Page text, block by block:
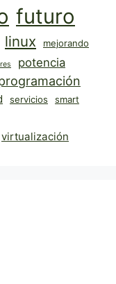
futuro
linux mejorando
potencia
servicios smart
virtualización